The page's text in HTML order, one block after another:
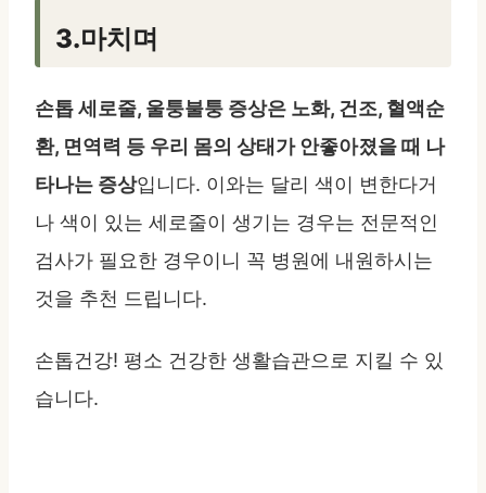
3.마치며
손톱 세로줄, 울퉁불퉁 증상은 노화, 건조, 혈액순
환, 면역력 등 우리 몸의 상태가 안좋아졌을 때 나
타나는 증상입니다. 이와는 달리 색이 변한다거
나 색이 있는 세로줄이 생기는 경우는 전문적인
검사가 필요한 경우이니 꼭 병원에 내원하시는
것을 추천 드립니다.
손톱건강! 평소 건강한 생활습관으로 지킬 수 있
습니다.